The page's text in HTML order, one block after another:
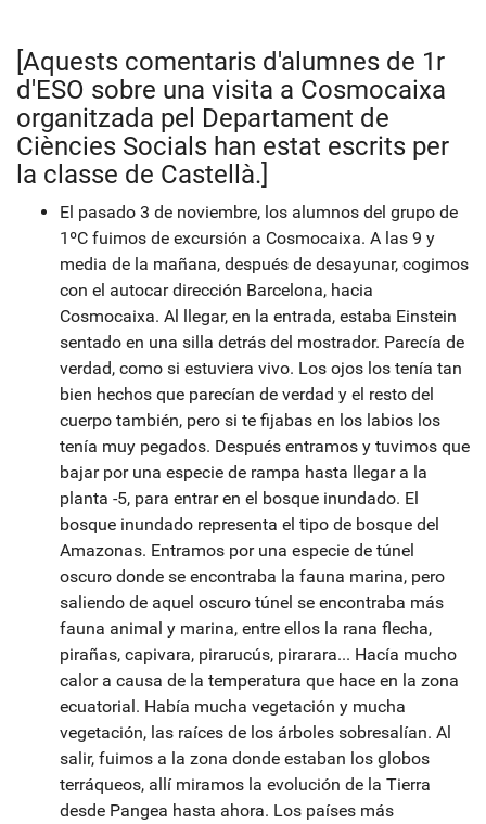
[Aquests comentaris d'alumnes de 1r
d'ESO sobre una visita a Cosmocaixa
organitzada pel Departament de
Ciències Socials han estat escrits per
la classe de Castellà.]
El pasado 3 de noviembre, los alumnos del grupo de
1ºC fuimos de excursión a Cosmocaixa. A las 9 y
media de la mañana, después de desayunar, cogimos
con el autocar dirección Barcelona, hacia
Cosmocaixa. Al llegar, en la entrada, estaba Einstein
sentado en una silla detrás del mostrador. Parecía de
verdad, como si estuviera vivo. Los ojos los tenía tan
bien hechos que parecían de verdad y el resto del
cuerpo también, pero si te fijabas en los labios los
tenía muy pegados. Después entramos y tuvimos que
bajar por una especie de rampa hasta llegar a la
planta -5, para entrar en el bosque inundado. El
bosque inundado representa el tipo de bosque del
Amazonas. Entramos por una especie de túnel
oscuro donde se encontraba la fauna marina, pero
saliendo de aquel oscuro túnel se encontraba más
fauna animal y marina, entre ellos la rana flecha,
pirañas, capivara, pirarucús, pirarara... Hacía mucho
calor a causa de la temperatura que hace en la zona
ecuatorial. Había mucha vegetación y mucha
vegetación, las raíces de los árboles sobresalían. Al
salir, fuimos a la zona donde estaban los globos
terráqueos, allí miramos la evolución de la Tierra
desde Pangea hasta ahora. Los países más